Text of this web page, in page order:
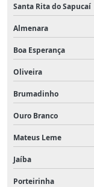
Santa Rita do Sapucaí
Almenara
Boa Esperança
Oliveira
Brumadinho
Ouro Branco
Mateus Leme
Jaíba
Porteirinha